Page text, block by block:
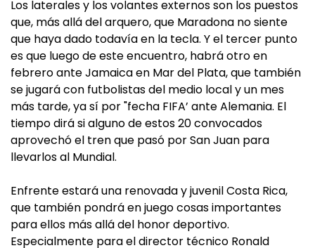
Los laterales y los volantes externos son los puestos
que, más allá del arquero, que Maradona no siente
que haya dado todavía en la tecla. Y el tercer punto
es que luego de este encuentro, habrá otro en
febrero ante Jamaica en Mar del Plata, que también
se jugará con futbolistas del medio local y un mes
más tarde, ya sí por "fecha FIFA’ ante Alemania. El
tiempo dirá si alguno de estos 20 convocados
aprovechó el tren que pasó por San Juan para
llevarlos al Mundial.
Enfrente estará una renovada y juvenil Costa Rica,
que también pondrá en juego cosas importantes
para ellos más allá del honor deportivo.
Especialmente para el director técnico Ronald